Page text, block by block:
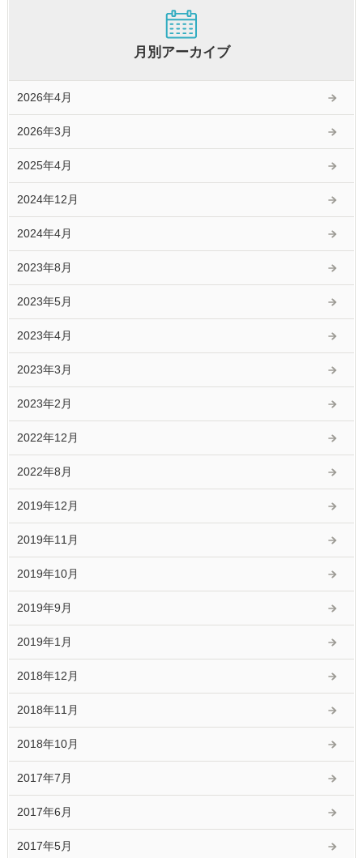
月別アーカイブ
2026年4月
2026年3月
2025年4月
2024年12月
2024年4月
2023年8月
2023年5月
2023年4月
2023年3月
2023年2月
2022年12月
2022年8月
2019年12月
2019年11月
2019年10月
2019年9月
2019年1月
2018年12月
2018年11月
2018年10月
2017年7月
2017年6月
2017年5月